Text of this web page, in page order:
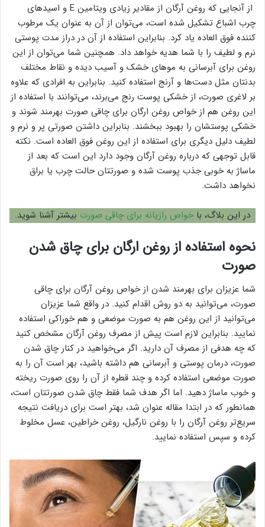
از آنجایی که روغن آرگان از مقادیر زیادی ویتامین E و اسیدهای
چرب اشباع‌ تشکیل شده است، می‌توان از آن به عنوان یک مرطوب
کننده فوق العاده یاد کرد. بنابراین استفاده از آن در دراز مدت پوستی
نرم و لطیف را با شما هدیه خواهد داد. همچنین شما می‌توان از این
روغن برای آبرسانی به موهای خشک و آسیب دیده و نقاط مختلف
بدنتان مثل دست‌ها و آرنج استفاده کنید. بنابراین به افرادی که علاوه
بر لاغری صورت، از خشکی پوست رنج می‌برند، می‌توانند با استفاده از
این روغن هم از خواص روغن ارگان برای چاقی صورت بهرمند شوند و
خشکی پوستشان را بهبود ببخشند. بنابراین داشتن صورتی پر و نرم و
لطیف دلیل دیگری برای استفاده از این روغن فوق العاده است. نکته
قابل توجهی که درباره روغن آرگان وجود دارد این است که بعد از
ماساژ به خوبی جذب پوست شده و صورتتان حالت چرب یا براق
نخواهد داشت.
در این بلاگ، با خواص رازیانه برای چاقی صورت بیشتر آشنا شوید.
نحوه استفاده از روغن ارگان برای چاق شدن
صورت
شما عزیزان برای بهرمند شدن از خواص روغن آرگان برای چاقی
صورت، می‌توانید به دو روش اقدام کنید. در واقع شما عزیزان
می‌توانید از این روغن هم به صورت موضعی و هم خوراکی استفاده
نمایید. بنابراین لازم است پیش از مصرف روغن آرگان مشخص کنید
که چه هدفی از مصرف آن دارید. اگر می‌خواهید در کنار چاق شدن
صورت، درمان پوستی و آبرسانی هم داشته باشید، بهر است آن را به
صورت موضعی استفاده کرده و چند قطره از آن را روی صورت ریخته
و خوب ماساژ دهید. اما اگر هدف شما فقط چاق شدن صورتتان است،
همانطور که در ابتدا مقاله عنوان شد، بهتر است برای دریافت نتیجه
سریع‌تر روغن آرگان را با روغن نارگیل، روغن خراطین، عسل مخلوط
کرده و سپس استفاده نمایید.